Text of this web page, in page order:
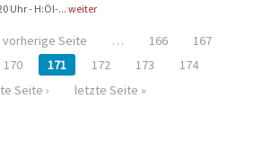
Uhr - H:Öl-... weiter
vorherige Seite … 166
167
170 171 172 173
174
Seite ›
letzte Seite »